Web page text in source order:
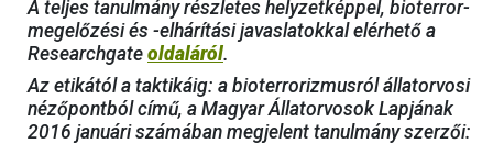
A teljes tanulmány részletes helyzetképpel, bioterror-
megelőzési és -elhárítási javaslatokkal elérhető a
Researchgate oldaláról.
Az etikától a taktikáig: a bioterrorizmusról állatorvosi
nézőpontból című, a Magyar Állatorvosok Lapjának
2016 januári számában megjelent tanulmány szerzői: